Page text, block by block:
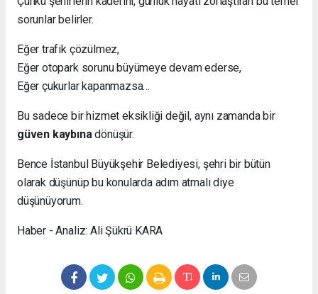
sorunlar belirler.
Eğer trafik çözülmez,
Eğer otopark sorunu büyümeye devam ederse,
Eğer çukurlar kapanmazsa…
Bu sadece bir hizmet eksikliği değil, aynı zamanda bir
güven kaybına dönüşür.
Bence İstanbul Büyükşehir Belediyesi, şehri bir bütün
olarak düşünüp bu konularda adım atmalı diye
düşünüyorum.
Haber - Analiz: Ali Şükrü KARA